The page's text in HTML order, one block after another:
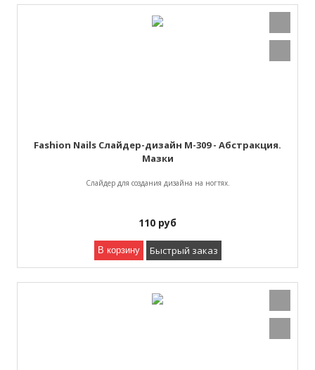
Fashion Nails Слайдер-дизайн M-309 - Абстракция.
Мазки
Слайдер для создания дизайна на ногтях.
110 руб
В корзину Быстрый заказ